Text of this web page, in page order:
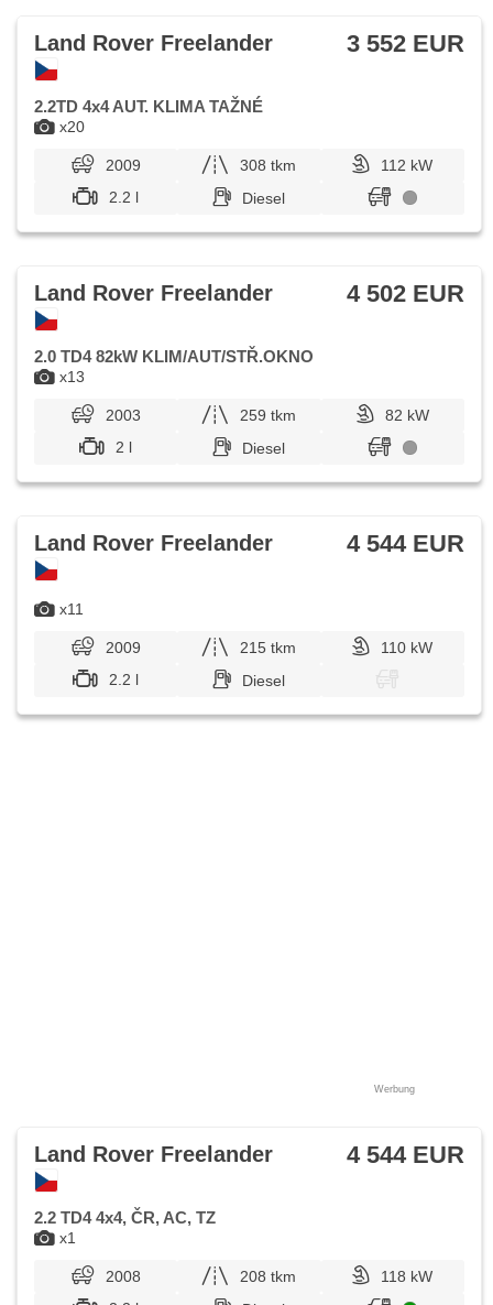
x20
Land Rover Freelander 3 552 EUR
2.2TD 4x4 AUT. KLIMA TAŽNÉ
2009 308 tkm
112 kW
2.2 l
Diesel
x13
Land Rover Freelander 4 502 EUR
2.0 TD4 82kW KLIM/AUT/STŘ.OKNO
2003 259 tkm
82 kW
2 l
Diesel
x11
Land Rover Freelander 4 544 EUR
2009 215 tkm
110 kW
2.2 l
Diesel
Werbung
x1
Land Rover Freelander 4 544 EUR
2.2 TD4 4x4, ČR, AC, TZ
2008 208 tkm
118 kW